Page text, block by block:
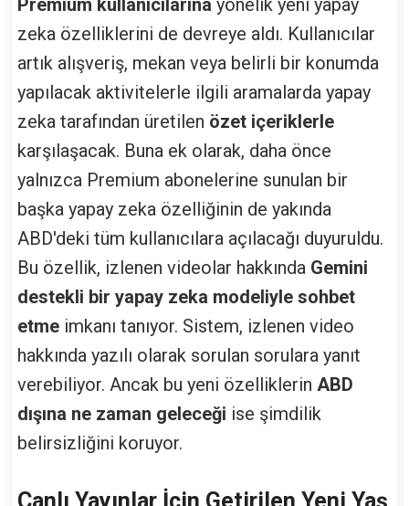
Premium kullanıcılarına yönelik yeni yapay
zeka özelliklerini de devreye aldı. Kullanıcılar
artık alışveriş, mekan veya belirli bir konumda
yapılacak aktivitelerle ilgili aramalarda yapay
zeka tarafından üretilen özet içeriklerle
karşılaşacak. Buna ek olarak, daha önce
yalnızca Premium abonelerine sunulan bir
başka yapay zeka özelliğinin de yakında
ABD'deki tüm kullanıcılara açılacağı duyuruldu.
Bu özellik, izlenen videolar hakkında Gemini
destekli bir yapay zeka modeliyle sohbet
etme imkanı tanıyor. Sistem, izlenen video
hakkında yazılı olarak sorulan sorulara yanıt
verebiliyor. Ancak bu yeni özelliklerin ABD
dışına ne zaman geleceği ise şimdilik
belirsizliğini koruyor.